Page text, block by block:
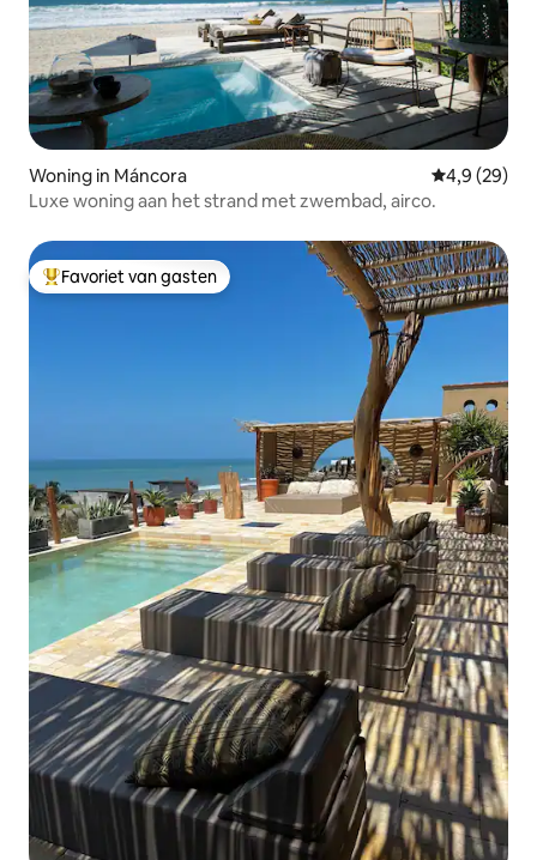
Woning in Máncora Gemiddelde
4,9 (29)
Luxe woning aan het strand met zwembad, airco.
Topfavoriet van gasten
Favoriet van gasten